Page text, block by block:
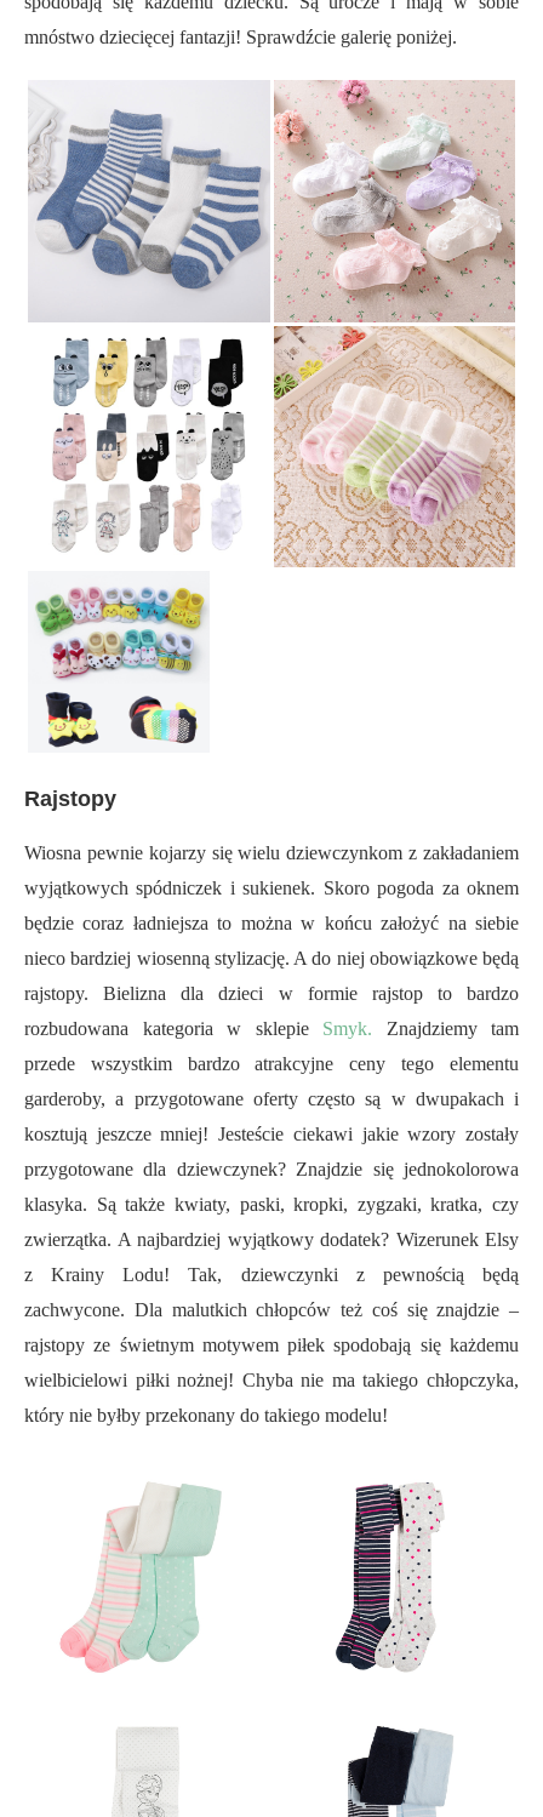
mnóstwo dziecięcej fantazji! Sprawdźcie galerię poniżej.
Rajstopy
Wiosna pewnie kojarzy się wielu dziewczynkom z zakładaniem
wyjątkowych spódniczek i sukienek. Skoro pogoda za oknem
będzie coraz ładniejsza to można w końcu założyć na siebie
nieco bardziej wiosenną stylizację. A do niej obowiązkowe będą
rajstopy. Bielizna dla dzieci w formie rajstop to bardzo
rozbudowana kategoria w sklepie Smyk. Znajdziemy tam
przede wszystkim bardzo atrakcyjne ceny tego elementu
garderoby, a przygotowane oferty często są w dwupakach i
kosztują jeszcze mniej! Jesteście ciekawi jakie wzory zostały
przygotowane dla dziewczynek? Znajdzie się jednokolorowa
klasyka. Są także kwiaty, paski, kropki, zygzaki, kratka, czy
zwierzątka. A najbardziej wyjątkowy dodatek? Wizerunek Elsy
z Krainy Lodu! Tak, dziewczynki z pewnością będą
zachwycone. Dla malutkich chłopców też coś się znajdzie –
rajstopy ze świetnym motywem piłek spodobają się każdemu
wielbicielowi piłki nożnej! Chyba nie ma takiego chłopczyka,
który nie byłby przekonany do takiego modelu!